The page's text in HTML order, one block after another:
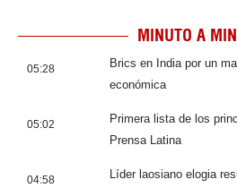
MINUTO A
05:28
Brics en India por un
económica
05:02
Primera lista de los
Prensa Latina
04:58
Líder laosiano elogia